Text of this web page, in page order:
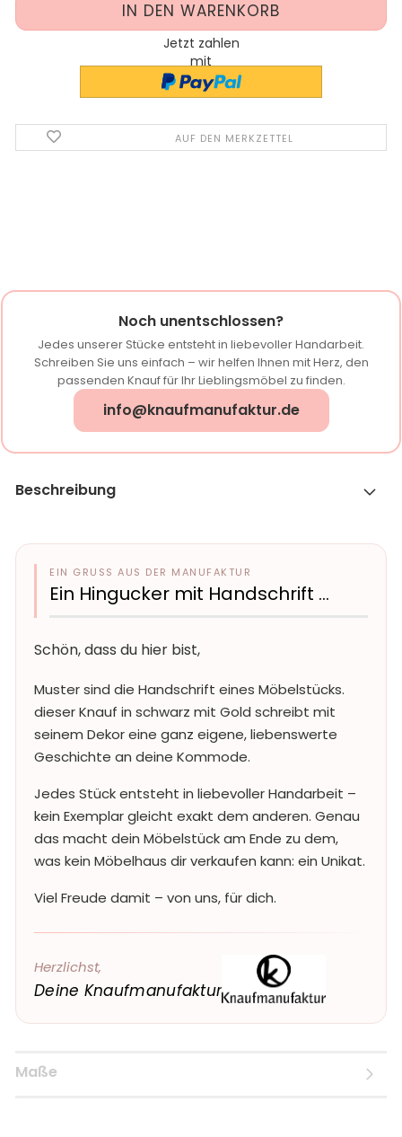
Jetzt zahlen
mit
AUF DEN MERKZETTEL
Noch unentschlossen?
Jedes unserer Stücke entsteht in liebevoller Handarbeit.
Schreiben Sie uns einfach – wir helfen Ihnen mit Herz, den
passenden Knauf für Ihr Lieblingsmöbel zu finden.
info@knaufmanufaktur.de
Beschreibung
EIN GRUSS AUS DER MANUFAKTUR
Ein Hingucker mit Handschrift …
Schön, dass du hier bist,
Muster sind die Handschrift eines Möbelstücks.
dieser Knauf in schwarz mit Gold schreibt mit
seinem Dekor eine ganz eigene, liebenswerte
Geschichte an deine Kommode.
Jedes Stück entsteht in liebevoller Handarbeit –
kein Exemplar gleicht exakt dem anderen. Genau
das macht dein Möbelstück am Ende zu dem,
was kein Möbelhaus dir verkaufen kann: ein Unikat.
Viel Freude damit – von uns, für dich.
Herzlichst,
Deine Knaufmanufaktur
Maße